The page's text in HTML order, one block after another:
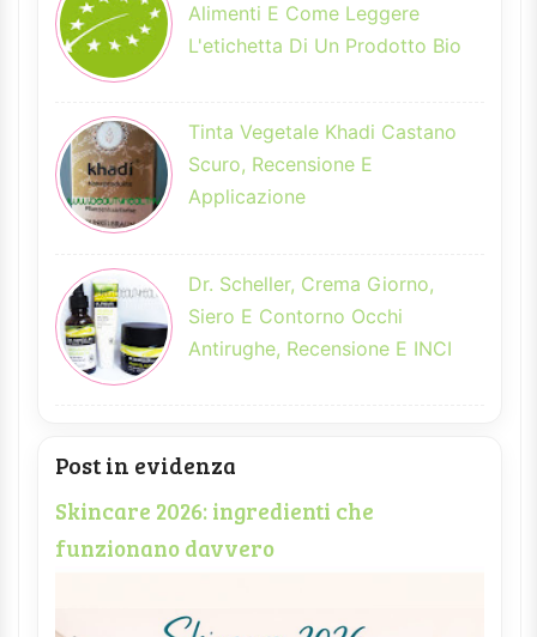
Alimenti E Come Leggere
L'etichetta Di Un Prodotto Bio
Tinta Vegetale Khadi Castano
Scuro, Recensione E
Applicazione
Dr. Scheller, Crema Giorno,
Siero E Contorno Occhi
Antirughe, Recensione E INCI
Post in evidenza
Skincare 2026: ingredienti che
funzionano davvero